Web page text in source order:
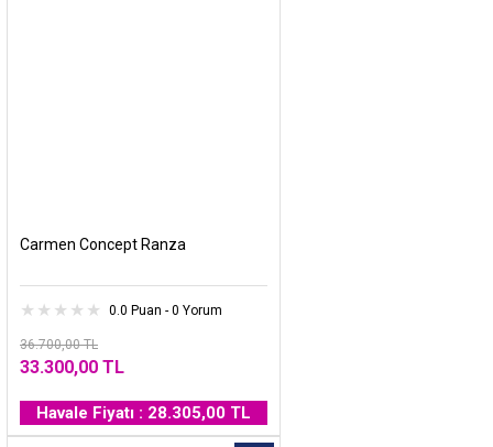
Carmen Concept Ranza
0.0 Puan - 0 Yorum
36.700,00 TL
33.300,00 TL
Havale Fiyatı : 28.305,00 TL